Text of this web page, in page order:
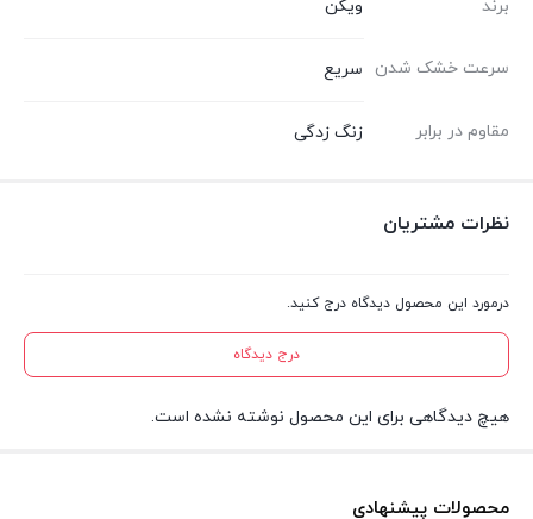
برند ویکن
سرعت خشک شدن سریع
مقاوم در برابر زنگ زدگی
نظرات مشتریان
درمورد این محصول دیدگاه درج کنید.
درج دیدگاه
هیچ دیدگاهی برای این محصول نوشته نشده است.
محصولات پیشنهادی